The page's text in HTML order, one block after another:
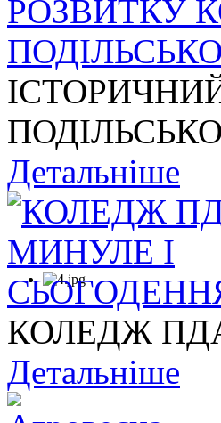
Детальніше
КОЛЕДЖ
Детальніше